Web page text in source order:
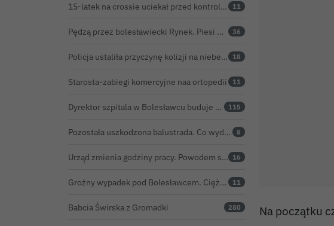
15-latek na crossie uciekał przed kontrolą. Potrącił strażnika leśnego, rozbił się o samochód 11
Pędzą przez bolesławiecki Rynek. Piesi muszą uskakiwać przed hulajnogami i rowerami elektrycznymi 36
Policja ustaliła przyczynę kolizji na niebezpiecznym skrzyżowaniu w Bolesławcu. 72-latek ukarany mandatem 18
Starosta-zabiegi komercyjne naa ortopedii 11
Dyrektor szpitala w Bolesławcu buduje medyczne imperium. „Gazeta Wyborcza” opisuje jego działalność w całej Polsce 115
Pozostała uszkodzona balustrada. Co wydarzyło się na moście w Bolesławcu? 8
Urząd zmienia godziny pracy. Powodem są ekstremalne upały 16
Groźny wypadek pod Bolesławcem. Ciężarówka zahaczyła o linię wysokiego napięcia 11
Babcia Świrska z Gromadki 280 Na początku